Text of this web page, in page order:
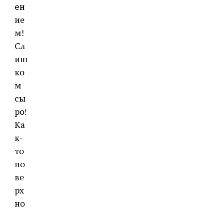
ен
ие
м!
Сл
иш
ко
м
сы
ро!
Ка
к-
то
по
ве
рх
но